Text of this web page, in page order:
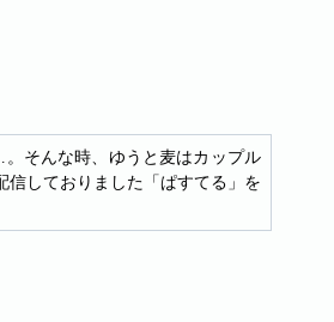
そんな時、ゆうと麦はカップル
しておりました「ぱすてる」を